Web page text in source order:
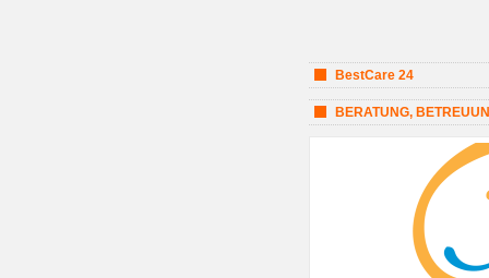
BestCare 24
BERATUNG,